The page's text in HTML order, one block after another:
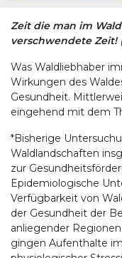
Zeit die man im
verschwendete Zeit!
Was Waldliebhaber
Wirkungen des
Gesundheit.
eingehend mit dem
*Bisherige
Waldlandschaften
zur
Epidemiologische
Verfügbarkeit von
der Gesundheit der
anliegender
gingen Aufenthalte